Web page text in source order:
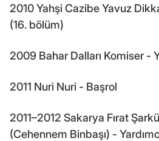
2010 Yahşi Cazibe Yavuz
(16. bölüm)
2009 Bahar Dalları Komiser -
2011 Nuri Nuri - Başrol
2011–2012 Sakarya Fırat
(Cehennem Binbaşı) -